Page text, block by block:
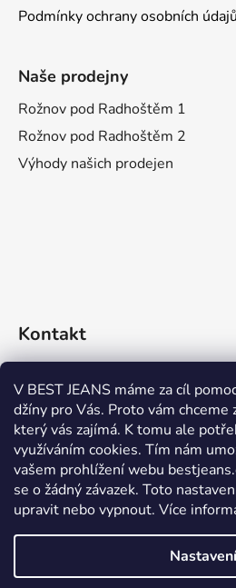
V BEST JEANS máme za cíl
džíny pro Vás. Proto vám chceme
který vás zajímá. K tomu ale
využíváním cookies. Tím nám
vašem prohlížení webu
se o žádný závazek. Toto
upravit nebo vypnout. Více
Nastavení
Podmínky ochrany osobních údajů
Naše prodejny
Rožnov pod Radhoštěm 1
Rožnov pod Radhoštěm 2
Výhody našich prodejen
Kontakt
eshop@bestjeans.cz
+420 771 200 468
+420 771 200 468